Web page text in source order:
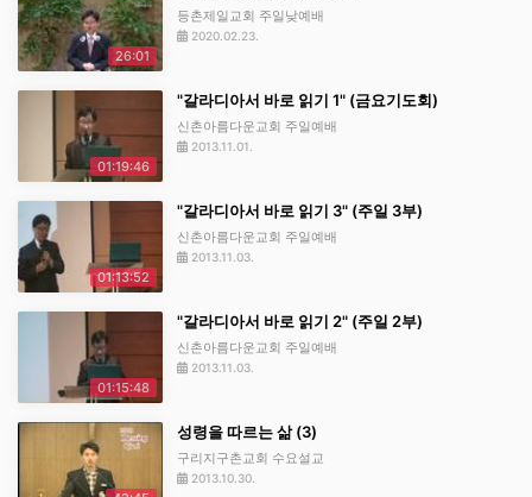
26:01
등촌제일교회 주일낮예배
2020.02.23.
01:19:46
"갈라디아서 바로 읽기 1" (금요기도회)
신촌아름다운교회 주일예배
2013.11.01.
01:13:52
"갈라디아서 바로 읽기 3" (주일 3부)
신촌아름다운교회 주일예배
2013.11.03.
01:15:48
"갈라디아서 바로 읽기 2" (주일 2부)
신촌아름다운교회 주일예배
2013.11.03.
성령을 따르는 삶 (3)
구리지구촌교회 수요설교
2013.10.30.